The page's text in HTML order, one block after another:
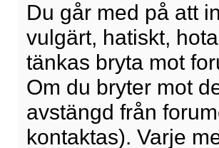
Du går med på att
vulgärt, hatiskt,
tänkas bryta mot
Om du bryter mot
avstängd från
kontaktas). Varje